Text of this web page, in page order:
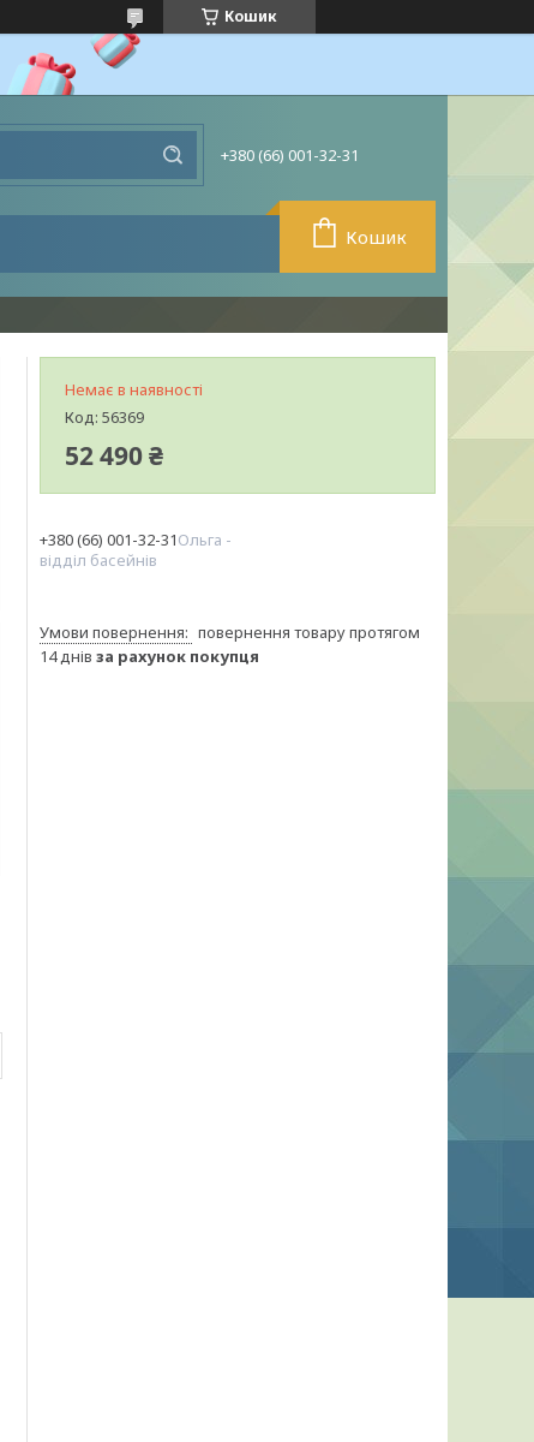
Кошик
+380 (66) 001-32-31
Кошик
Немає в наявності
Код: 56369
52 490 ₴
+380 (66) 001-32-31Ольга -
відділ басейнів
повернення товару протягом
14 днів за рахунок покупця